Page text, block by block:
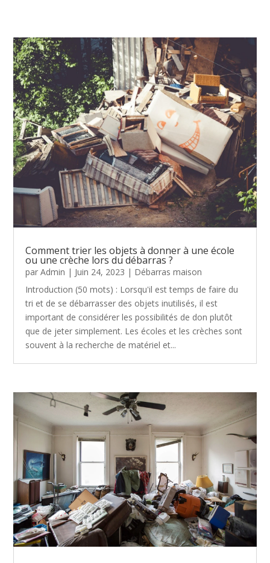
Comment trier les objets à donner à une école
ou une crèche lors du débarras ?
parAdmin | Juin 24, 2023 | Débarras maison
Introduction (50 mots) : Lorsqu'il est temps de faire du
tri et de se débarrasser des objets inutilisés, il est
important de considérer les possibilités de don plutôt
que de jeter simplement. Les écoles et les crèches sont
souvent à la recherche de matériel et...